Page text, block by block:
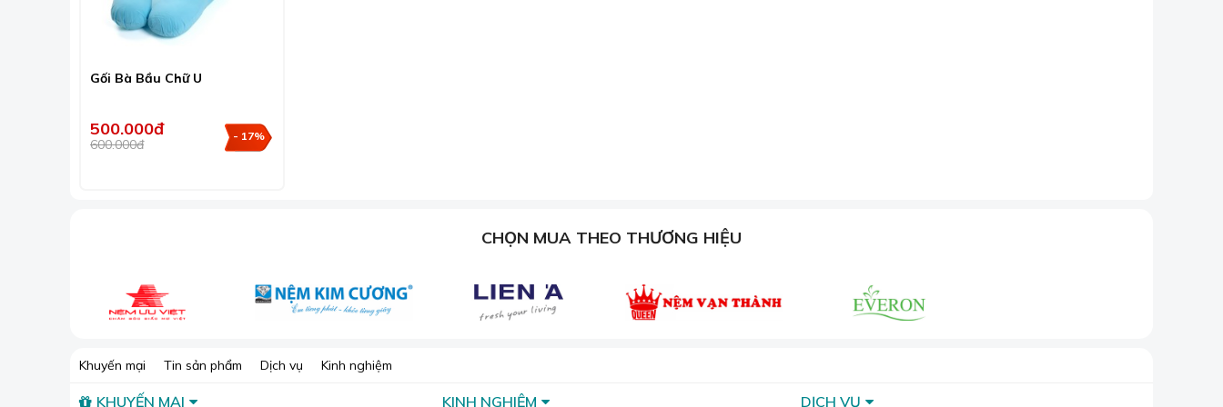
Gối ôm mẹ bầu chữ U tại Đà Nẵng.
được ngủ đủ giấc.
Gối Bà Bầu Chữ U
500.000đ
600.000đ
- 17%
CHỌN MUA THEO THƯƠNG HIỆU
Khuyến mại Tin sản phẩm Dịch vụ Kinh nghiệm
KHUYẾN MẠI KINH NGHIỆM DỊCH VỤ